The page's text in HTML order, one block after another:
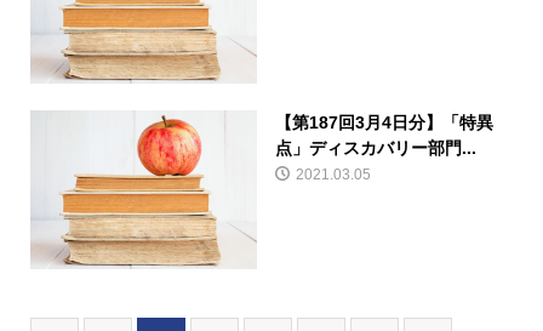
【第187回3月4日分】「特異
点」ディスカバリー部門...
2021.03.05